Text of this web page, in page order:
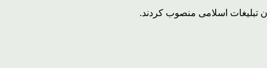
تبلیغات اسلامی منصوب کردند.